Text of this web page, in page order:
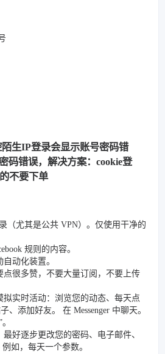
生IP登录会显示账号密码错
码错误，解决方案：cookie登
不要下单
（尤其是公共 VPN）。仅使用干净的
规则的内容。
动化装置。
点很多赞，不要大量订阅，不要上传
拟实时活动：浏览您的动态、每天点
、添加好友。 在 Messenger 中聊天。
好逐步更改您的密码、电子邮件、
如，每天一个参数。